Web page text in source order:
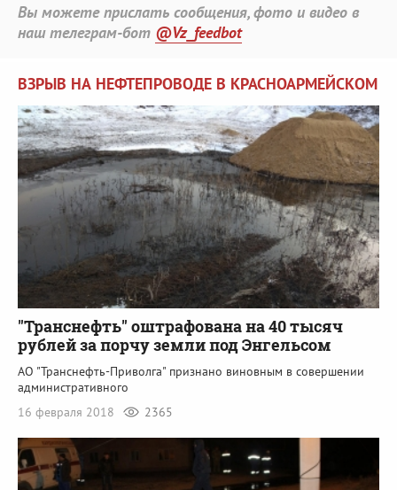
Вы можете прислать сообщения, фото и видео в
наш телеграм-бот @Vz_feedbot
ВЗРЫВ НА НЕФТЕПРОВОДЕ В КРАСНОАРМЕЙСКОМ
"Транснефть" оштрафована на 40 тысяч
рублей за порчу земли под Энгельсом
АО "Транснефть-Приволга" признано виновным в совершении
административного
16 февраля 2018
2365